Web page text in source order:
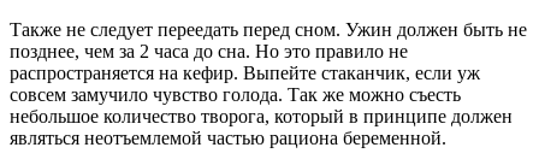
Также не следует переедать перед сном. Ужин должен быть не
позднее, чем за 2 часа до сна. Но это правило не
распространяется на кефир. Выпейте стаканчик, если уж
совсем замучило чувство голода. Так же можно съесть
небольшое количество творога, который в принципе должен
являться неотъемлемой частью рациона беременной.